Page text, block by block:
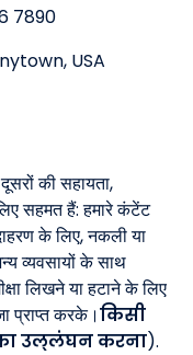
7890
USA
की सहायता,
सहमत हैं: हमारे कंटेंट
के लिए, नकली या
व्यवसायों के साथ
लिखने या हटाने के लिए
प्राप्त करके।किसी
उल्लंघन करना).